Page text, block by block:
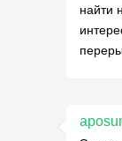
найти